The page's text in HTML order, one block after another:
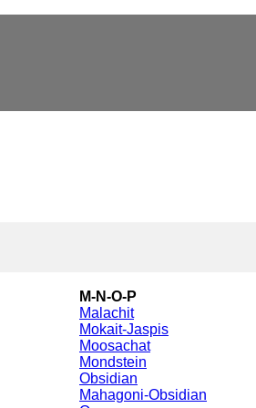
M-N-O-P
Malachit
Mokait-Jaspis
Moosachat
Mondstein
Obsidian
Mahagoni-Obsidian